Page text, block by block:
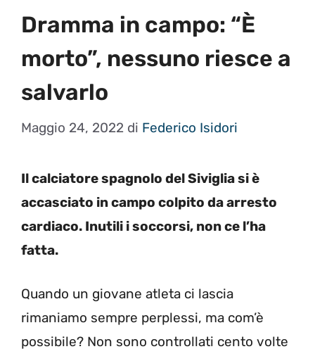
Dramma in campo: “È
morto”, nessuno riesce a
salvarlo
Maggio 24, 2022 di Federico Isidori
Il calciatore spagnolo del Siviglia si è
accasciato in campo colpito da arresto
cardiaco. Inutili i soccorsi, non ce l’ha
fatta.
Quando un giovane atleta ci lascia
rimaniamo sempre perplessi, ma com’è
possibile? Non sono controllati cento volte